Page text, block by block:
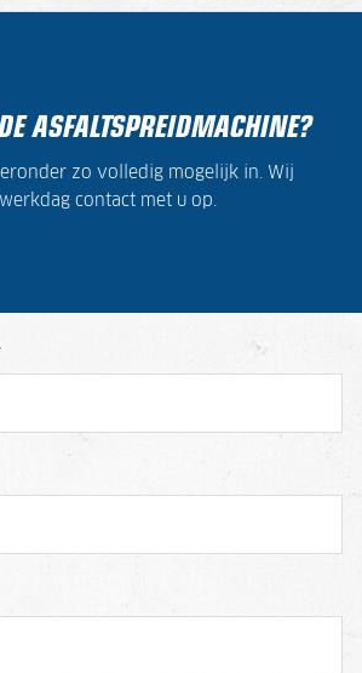
ASFALTSPREIDMACHINE?
zo volledig mogelijk in. Wij
contact met u op.